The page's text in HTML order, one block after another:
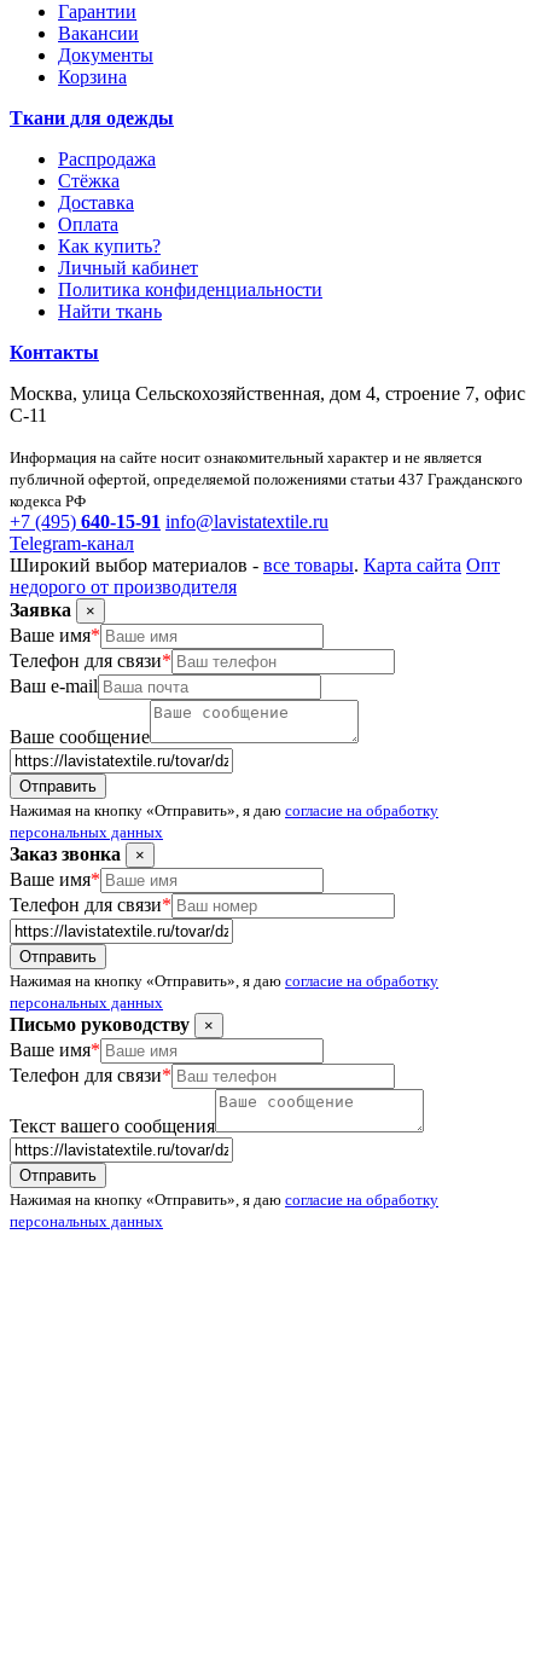
Гарантии
Вакансии
Документы
Корзина
Ткани для одежды
Распродажа
Стёжка
Доставка
Оплата
Как купить?
Личный кабинет
Политика конфиденциальности
Найти ткань
Контакты
Москва, улица Сельскохозяйственная, дом 4, строение 7, офис
С-11
Информация на сайте носит ознакомительный характер и не является
публичной офертой, определяемой положениями статьи 437 Гражданского
кодекса РФ
+7 (495) 640-15-91 info@lavistatextile.ru
Telegram-канал
Широкий выбор материалов - все товары. Карта сайта Опт
недорого от производителя
Заявка
×
Ваше имя*
Телефон для связи*
Ваш e-mail
Ваше сообщение
Нажимая на кнопку «Отправить», я даю согласие на обработку
персональных данных
Заказ звонка ×
Ваше имя*
Телефон для связи*
Нажимая на кнопку «Отправить», я даю согласие на обработку
персональных данных
Письмо руководству ×
Ваше имя*
Телефон для связи*
Текст вашего сообщения
Нажимая на кнопку «Отправить», я даю согласие на обработку
персональных данных